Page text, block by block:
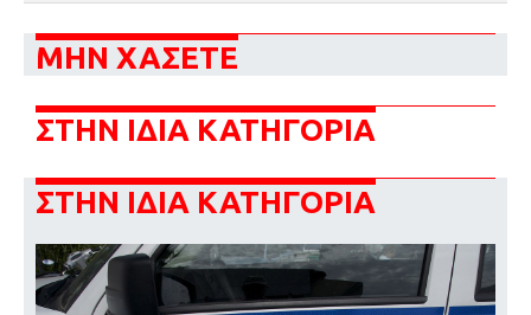
ΜΗΝ ΧΑΣΕΤΕ
ΣΤΗΝ ΙΔΙΑ ΚΑΤΗΓΟΡΙΑ
ΣΤΗΝ ΙΔΙΑ ΚΑΤΗΓΟΡΙΑ